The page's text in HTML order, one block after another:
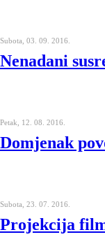
Subota, 03. 09. 2016.
Nenadani
Petak, 12. 08. 2016.
Domjenak
Subota, 23. 07. 2016.
Projekcija